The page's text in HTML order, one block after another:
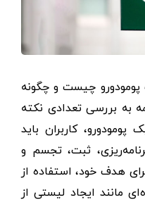
چیست و چگونه
به بررسی تعدادی نکته
کاربران باید
ثبت، تجسم و
هدف خود، استفاده از
مانند ایجاد لیستی از